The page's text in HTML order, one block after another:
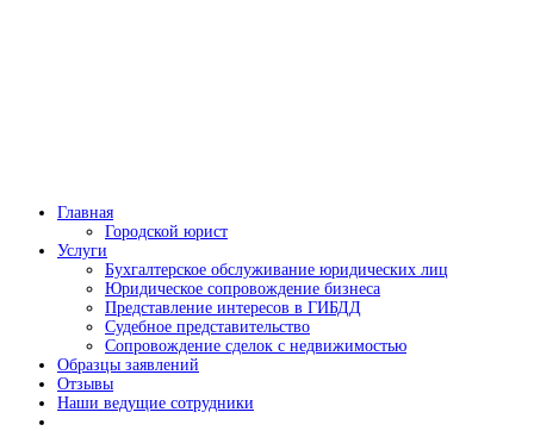
Главная
Городской юрист
Услуги
Бухгалтерское обслуживание юридических лиц
Юридическое сопровождение бизнеса
Представление интересов в ГИБДД
Судебное представительство
Сопровождение сделок с недвижимостью
Образцы заявлений
Отзывы
Наши ведущие сотрудники